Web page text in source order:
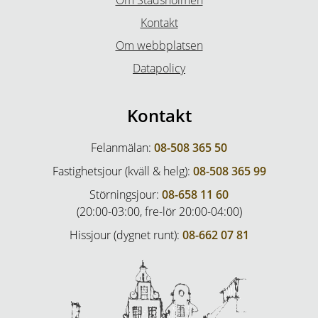
Kontakt
Om webbplatsen
Datapolicy
Kontakt
Felanmälan: 08-508 365 50
Fastighetsjour (kväll & helg): 08-508 365 99
Störningsjour: 08-658 11 60
(20:00-03:00, fre-lör 20:00-04:00)
Hissjour (dygnet runt): 08-662 07 81